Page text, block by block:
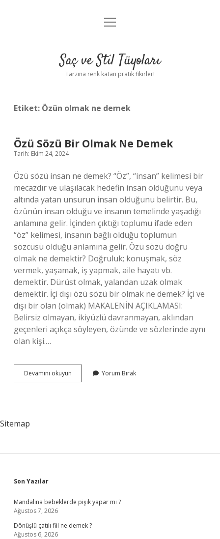
Anasayfa
Yasal Uyarı
menüyü
Saç ve Stil Tüyoları
Tarzına renk katan pratik fikirler!
Etiket: Özün olmak ne demek
Özü Sözü Bir Olmak Ne Demek
Tarih: Ekim 24, 2024
Özü sözü insan ne demek? “Öz”, “insan” kelimesi bir
mecazdır ve ulaşılacak hedefin insan olduğunu veya
altında yatan unsurun insan olduğunu belirtir. Bu,
özünün insan olduğu ve insanın temelinde yaşadığı
anlamına gelir. İçinden çıktığı toplumu ifade eden
“öz” kelimesi, insanın bağlı olduğu toplumun
sözcüsü olduğu anlamına gelir. Özü sözü doğru
olmak ne demektir? Doğruluk; konuşmak, söz
vermek, yaşamak, iş yapmak, aile hayatı vb.
demektir. Dürüst olmak, yalandan uzak olmak
demektir. İçi dışı özü sözü bir olmak ne demek? İçi ve
dışı bir olan (olmak) MAKALENİN AÇIKLAMASI:
Belirsiz olmayan, ikiyüzlü davranmayan, aklından
geçenleri açıkça söyleyen, özünde ve sözlerinde aynı
olan kişi.…
Devamını okuyun
Sözü
Yorum Bırak
Sitemap
Sidebar
Son Yazılar
Mandalina bebeklerde pişik yapar mı ?
Ağustos 7, 2026
Dönüşlü çatılı fiil ne demek ?
Ağustos 6, 2026